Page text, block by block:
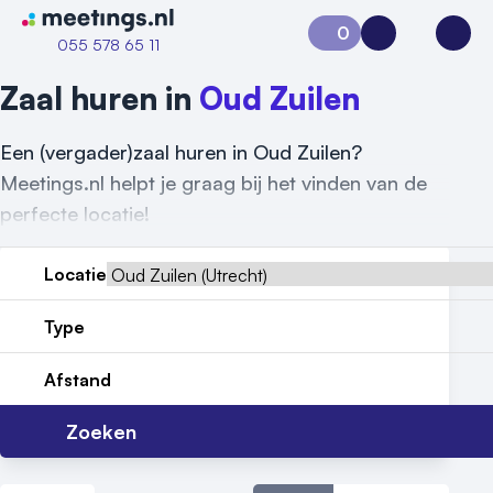
Naar home van Meetings
055 578 65 11
0
Aanvraag 0Inloggen
Zaal huren in Oud Zuilen
Een (vergader)zaal huren in Oud Zuilen?
Meetings.nl helpt je graag bij het vinden van de
perfecte locatie!
Locatie
Type
Afstand
Zoeken